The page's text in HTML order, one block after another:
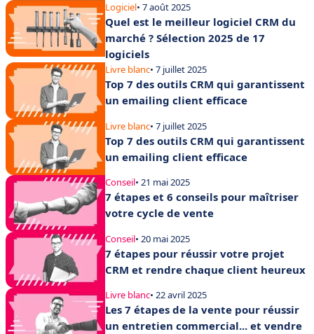
Logiciel• 7 août 2025
Quel est le meilleur logiciel CRM du
marché ? Sélection 2025 de 17
logiciels
Livre blanc• 7 juillet 2025
Top 7 des outils CRM qui garantissent
un emailing client efficace
Livre blanc• 7 juillet 2025
Top 7 des outils CRM qui garantissent
un emailing client efficace
Conseil• 21 mai 2025
7 étapes et 6 conseils pour maîtriser
votre cycle de vente
Conseil• 20 mai 2025
7 étapes pour réussir votre projet
CRM et rendre chaque client heureux
Livre blanc• 22 avril 2025
Les 7 étapes de la vente pour réussir
un entretien commercial... et vendre